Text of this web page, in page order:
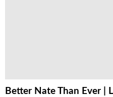
Better Nate Than Ever |